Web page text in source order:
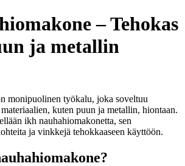
– Tehokas
ja metallin
monipuolinen työkalu, joka soveltuu
kuten puun ja metallin, hiontaan.
ikh nauhahiomakonetta, sen
ja vinkkejä tehokkaaseen käyttöön.